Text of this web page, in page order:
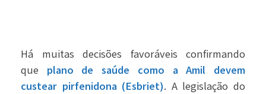
Há muitas decisões favoráveis confirmando
que plano de saúde como a Amil devem
custear pirfenidona (Esbriet). A legislação do